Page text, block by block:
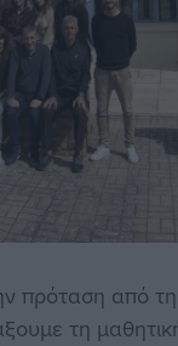
πρόταση από
τη